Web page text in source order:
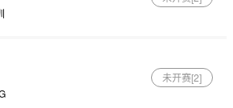
未开赛[2]